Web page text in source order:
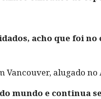
acho que foi
Vancouver, alugado no
mundo e continua